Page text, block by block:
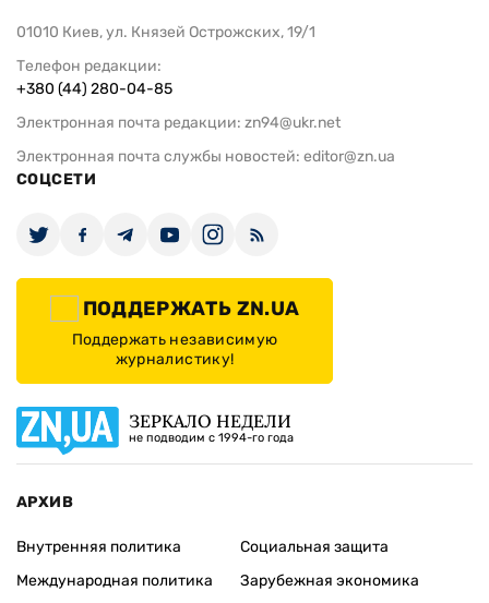
01010 Киев, ул. Князей Острожских, 19/1
Телефон редакции:
+380 (44) 280-04-85
Электронная почта редакции: zn94@ukr.net
Электронная почта службы новостей: editor@zn.ua
СОЦСЕТИ
ПОДДЕРЖАТЬ ZN.UA
Поддержать независимую
журналистику!
ЗЕРКАЛО НЕДЕЛИ
не подводим с 1994-го года
АРХИВ
Внутренняя политика
Международная политика
Социальная защита
Зарубежная экономика